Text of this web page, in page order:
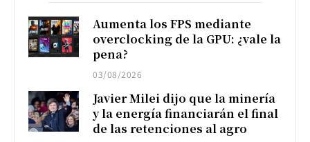
Aumenta los FPS mediante
overclocking de la GPU: ¿vale la
pena?
03/08/2026
Javier Milei dijo que la minería
y la energía financiarán el final
de las retenciones al agro